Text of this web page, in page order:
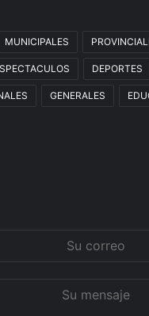
MUNICIPALES
DEPORTES
GENERALES